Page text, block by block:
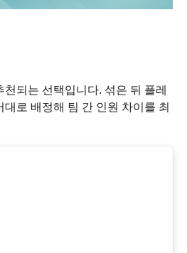
되는 선택입니다. 섞은 뒤 플레
로 배정해 팀 간 인원 차이를 최